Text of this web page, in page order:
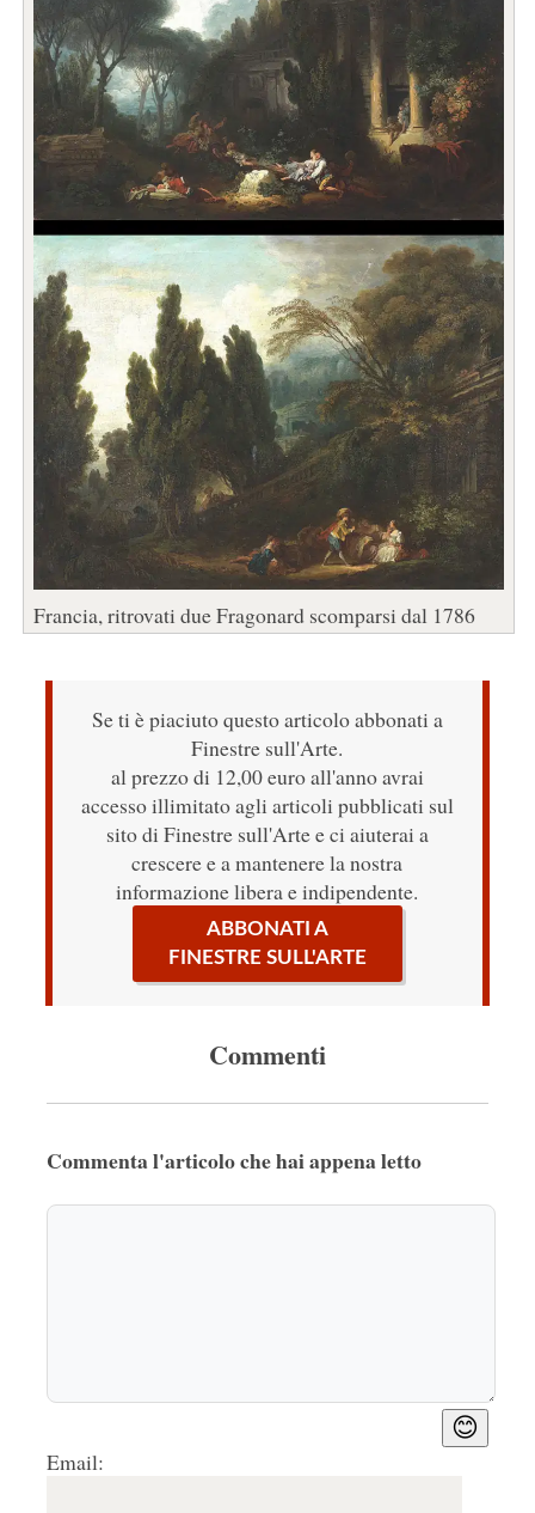
Francia, ritrovati due Fragonard scomparsi dal 1786
Se ti è piaciuto questo articolo abbonati a
Finestre sull'Arte.
al prezzo di 12,00 euro all'anno avrai
accesso illimitato agli articoli pubblicati sul
sito di Finestre sull'Arte e ci aiuterai a
crescere e a mantenere la nostra
informazione libera e indipendente.
ABBONATI A
FINESTRE SULL'ARTE
Commenti
Commenta l'articolo che hai appena letto
😊
Email: